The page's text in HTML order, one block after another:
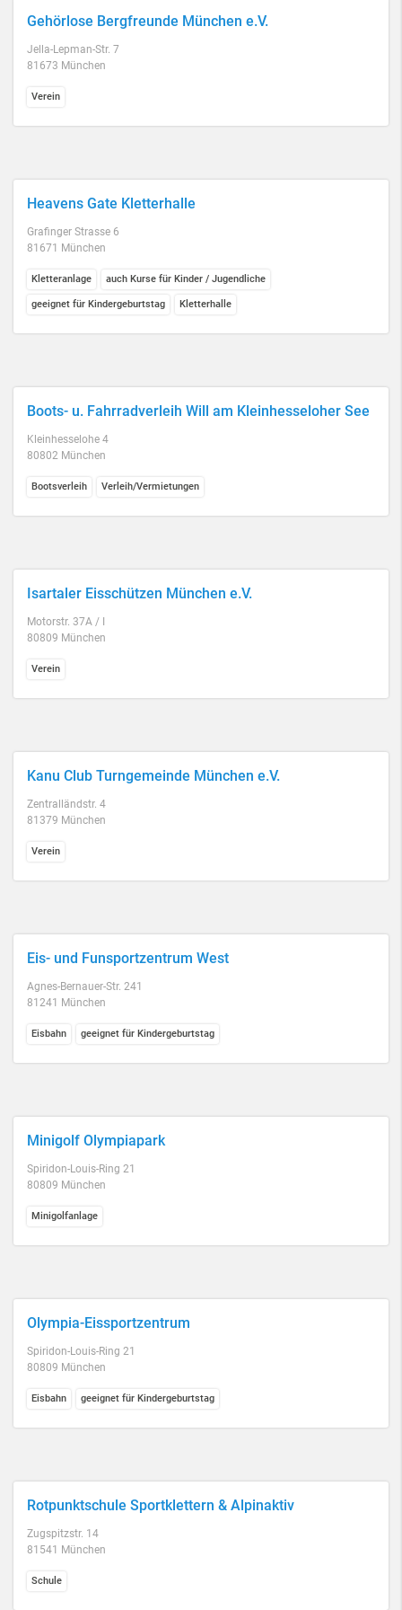
Gehörlose Bergfreunde München e.V.
Jella-Lepman-Str. 7
81673 München
Verein
Heavens Gate Kletterhalle
Grafinger Strasse 6
81671 München
Kletteranlage auch Kurse für Kinder / Jugendliche
geeignet für Kindergeburtstag Kletterhalle
Boots- u. Fahrradverleih Will am Kleinhesseloher See
Kleinhesselohe 4
80802 München
Bootsverleih Verleih/Vermietungen
Isartaler Eisschützen München e.V.
Motorstr. 37A / I
80809 München
Verein
Kanu Club Turngemeinde München e.V.
Zentralländstr. 4
81379 München
Verein
Eis- und Funsportzentrum West
Agnes-Bernauer-Str. 241
81241 München
Eisbahn geeignet für Kindergeburtstag
Minigolf Olympiapark
Spiridon-Louis-Ring 21
80809 München
Minigolfanlage
Olympia-Eissportzentrum
Spiridon-Louis-Ring 21
80809 München
Eisbahn geeignet für Kindergeburtstag
Rotpunktschule Sportklettern & Alpinaktiv
Zugspitzstr. 14
81541 München
Schule